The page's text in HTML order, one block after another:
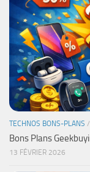
TECHNOS BONS-PLANS /
Bons Plans
13 FÉVRIER 2026